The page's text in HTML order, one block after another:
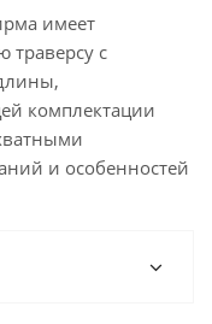
имеет
траверсу с
комплектации
и особенностей